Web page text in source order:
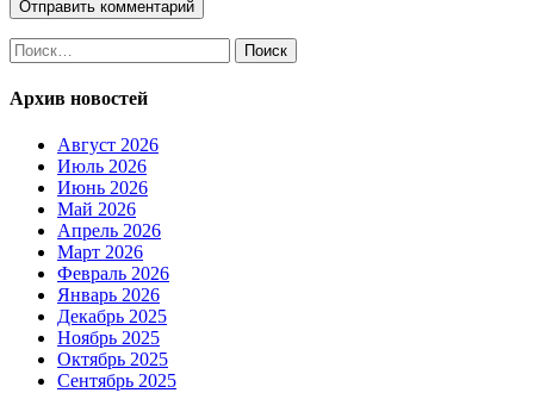
Найти:
Архив новостей
Август 2026
Июль 2026
Июнь 2026
Май 2026
Апрель 2026
Март 2026
Февраль 2026
Январь 2026
Декабрь 2025
Ноябрь 2025
Октябрь 2025
Сентябрь 2025